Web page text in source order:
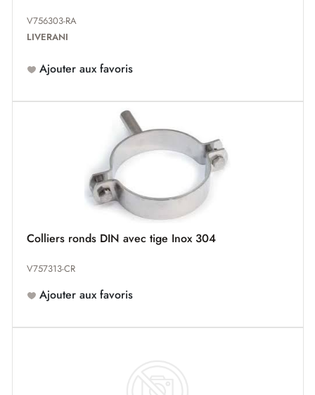
V756303-RA
LIVERANI
Ajouter aux favoris
Colliers ronds DIN avec tige Inox 304
V757313-CR
Ajouter aux favoris